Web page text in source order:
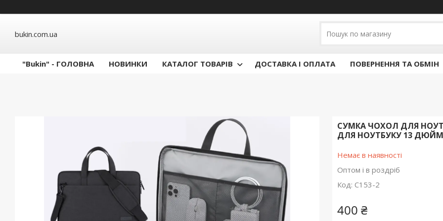
bukin.com.ua
"Bukin" - ГОЛОВНА НОВИНКИ КАТАЛОГ ТОВАРІВ ДОСТАВКА І ОПЛАТА ПОВЕРНЕННЯ ТА ОБМІН
СУМКА ЧОХОЛ ДЛЯ
ДЛЯ НОУТБУКУ 13
Немає в наявності
Оптом і в роздріб
Код: С153-2
400 ₴